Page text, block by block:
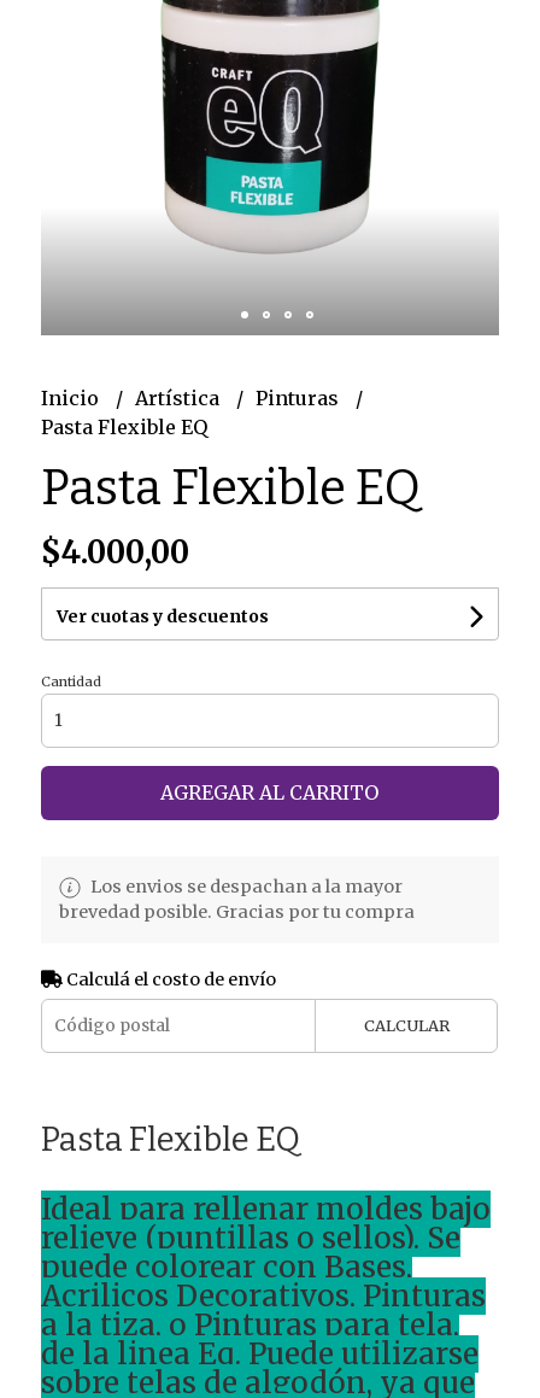
Inicio Artística
Pinturas
Pasta Flexible EQ
Pasta Flexible EQ
$4.000,00
Ver cuotas y descuentos
Cantidad
AGREGAR AL CARRITO
Los envios se despachan a la mayor
brevedad posible. Gracias por tu compra
Calculá el costo de envío
CALCULAR
Pasta Flexible EQ
Ideal para rellenar moldes bajo
relieve (puntillas o sellos). Se
puede colorear con Bases,
Acrilicos Decorativos, Pinturas
a la tiza, o Pinturas para tela,
de la linea Eq. Puede utilizarse
sobre telas de algodón, ya que